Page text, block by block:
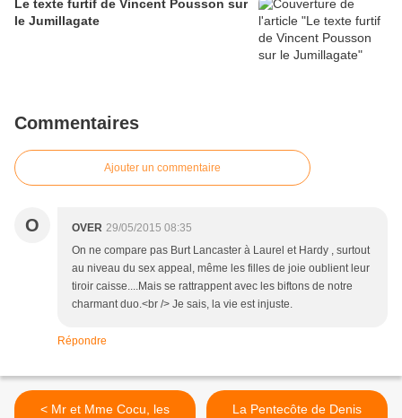
Le texte furtif de Vincent Pousson sur
le Jumillagate
Commentaires
Ajouter un commentaire
O OVER 29/05/2015 08:35
On ne compare pas Burt Lancaster à Laurel et Hardy , surtout
au niveau du sex appeal, même les filles de joie oublient leur
tiroir caisse....Mais se rattrappent avec les biftons de notre
charmant duo.<br /> Je sais, la vie est injuste.
Répondre
< Mr et Mme Cocu, les
La Pentecôte de Denis